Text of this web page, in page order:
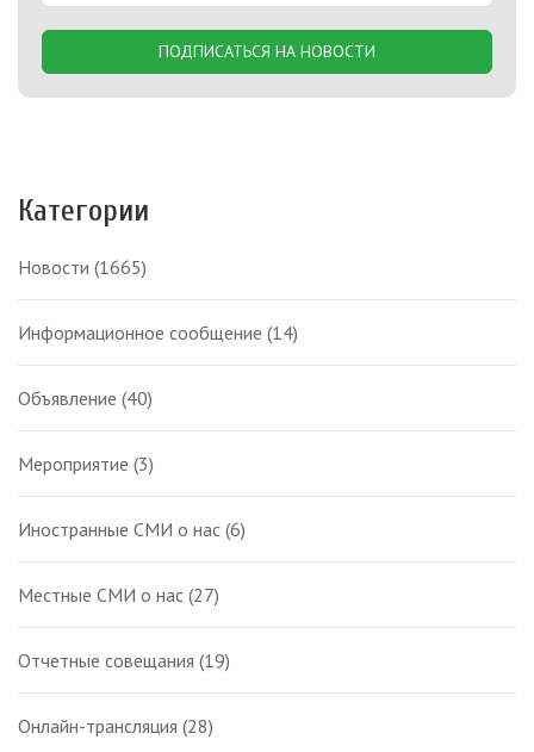
ПОДПИСАТЬСЯ НА НОВОСТИ
Категории
Новости (1665)
Информационное сообщение (14)
Объявление (40)
Мероприятие (3)
Иностранные СМИ о нас (6)
Местные СМИ о нас (27)
Отчетные совещания (19)
Онлайн-трансляция (28)